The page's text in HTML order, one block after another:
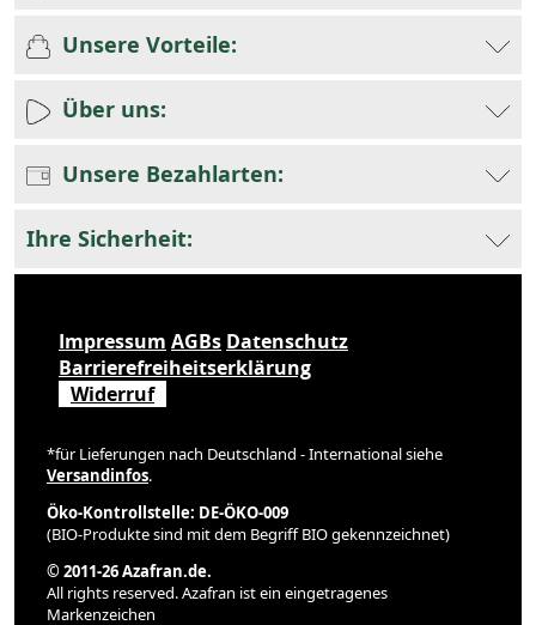
Unsere Vorteile:
Über uns:
Unsere Bezahlarten:
Ihre Sicherheit:
Impressum AGBs Datenschutz
Barrierefreiheitserklärung
Widerruf
*für Lieferungen nach Deutschland - International siehe
Versandinfos.
Öko-Kontrollstelle: DE-ÖKO-009
(BIO-Produkte sind mit dem Begriff BIO gekennzeichnet)
© 2011-26 Azafran.de.
All rights reserved. Azafran ist ein eingetragenes
Markenzeichen